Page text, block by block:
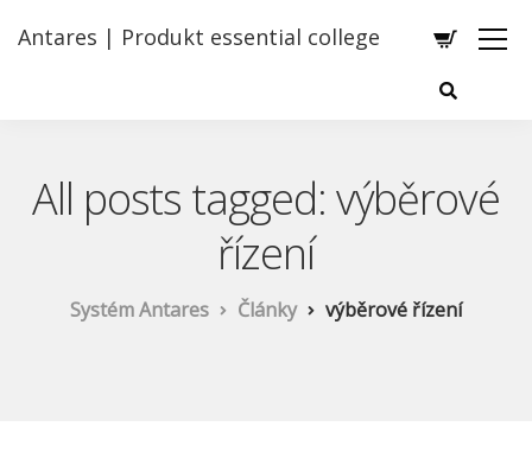
Antares | Produkt essential college
All posts tagged: výběrové
řízení
Systém Antares Články výběrové řízení